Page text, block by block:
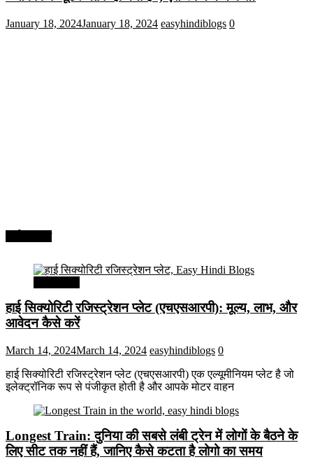
January 18, 2024January 18, 2024 easyhindiblogs 0
हाई सिक्योरिटी रजिस्ट्रेशन प्लेट (एचएसआरपी): मूल्य, लाभ, और
आवेदन कैसे करें
March 14, 2024March 14, 2024 easyhindiblogs 0
हाई सिक्योरिटी रजिस्ट्रेशन प्लेट (एचएसआरपी) एक एल्यूमीनियम प्लेट है जो
इलेक्ट्रॉनिक रूप से पंजीकृत होती है और आपके मोटर वाहन
Longest Train: दुनिया की सबसे लंबी ट्रेन में लोगों के बैठने के
लिए सीट तक ​​नहीं हैं, जानिए कैसे कटता है लोगो का समय